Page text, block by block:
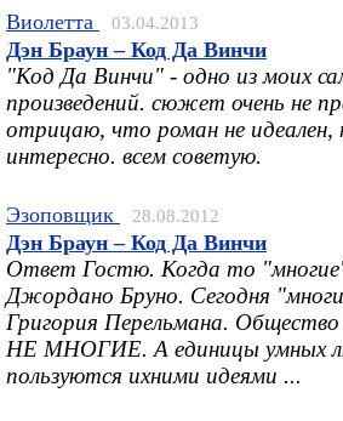
Виолетта 03.04.2013
Дэн Браун – Код Да Винчи
"Код Да Винчи" - одно из моих
произведений. сюжет очень не
отрицаю, что роман не идеален,
интересно. всем советую.
Эзоповщик 28.08.2012
Дэн Браун – Код Да Винчи
Ответ Гостю. Когда то
Джордано Бруно. Сегодня
Григория Перельмана.
НЕ МНОГИЕ. А единицы умных
пользуются ихними идеями ...